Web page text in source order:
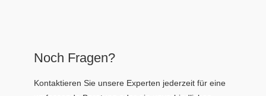
Noch Fragen?
Kontaktieren Sie unsere Experten jederzeit für eine